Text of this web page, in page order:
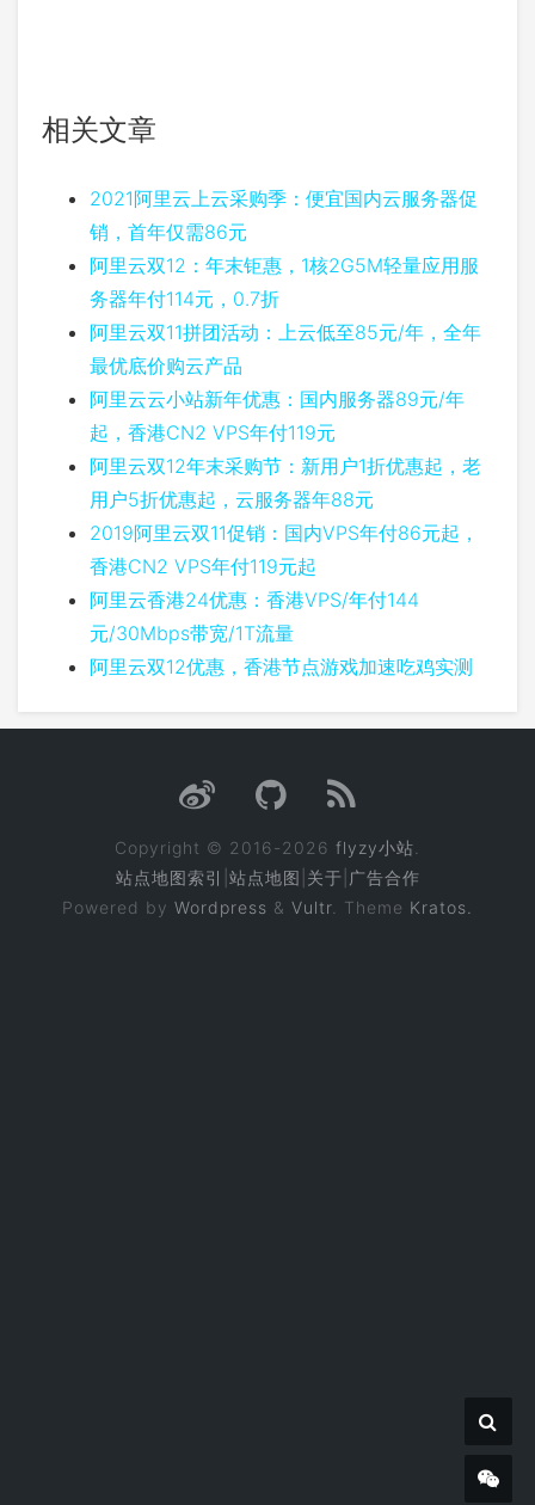
相关文章
2021阿里云上云采购季：便宜国内云服务器促
销，首年仅需86元
阿里云双12：年末钜惠，1核2G5M轻量应用服
务器年付114元，0.7折
阿里云双11拼团活动：上云低至85元/年，全年
最优底价购云产品
阿里云云小站新年优惠：国内服务器89元/年
起，香港CN2 VPS年付119元
阿里云双12年末采购节：新用户1折优惠起，老
用户5折优惠起，云服务器年88元
2019阿里云双11促销：国内VPS年付86元起，
香港CN2 VPS年付119元起
阿里云香港24优惠：香港VPS/年付144
元/30Mbps带宽/1T流量
阿里云双12优惠，香港节点游戏加速吃鸡实测
Copyright © 2016-2026 flyzy小站
站点地图索引 站点地图 关于 广告合作
Powered by Wordpress & Vultr . Theme Kratos.